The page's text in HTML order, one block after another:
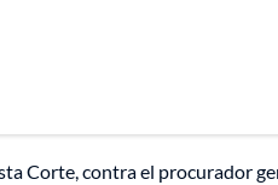
Corte, contra el procurador